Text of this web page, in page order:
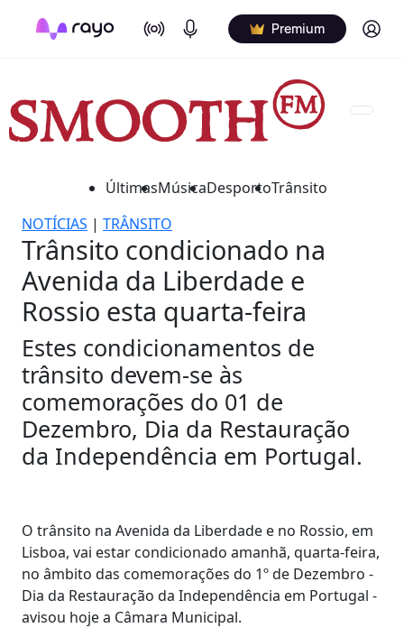
On Air Podcasts Premium Log in
ÚltimasMúsicaDesportoTrânsito
NOTÍCIAS | TRÂNSITO
Trânsito condicionado na
Avenida da Liberdade e
Rossio esta quarta-feira
Estes condicionamentos de
trânsito devem-se às
comemorações do 01 de
Dezembro, Dia da Restauração
da Independência em Portugal.
O trânsito na Avenida da Liberdade e no Rossio, em
Lisboa, vai estar condicionado amanhã, quarta-feira,
no âmbito das comemorações do 1º de Dezembro -
Dia da Restauração da Independência em Portugal -
avisou hoje a Câmara Municipal.